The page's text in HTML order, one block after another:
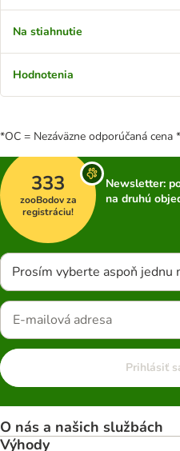
Na stiahnutie
Hodnotenia
*OC = Nezáväzne odporúčaná cena
333
zooBodov za
registráciu!
Newsletter:
na druhú
Prosím vyberte aspoň jednu
Prihlásiť
O nás a našich službách
Výhody